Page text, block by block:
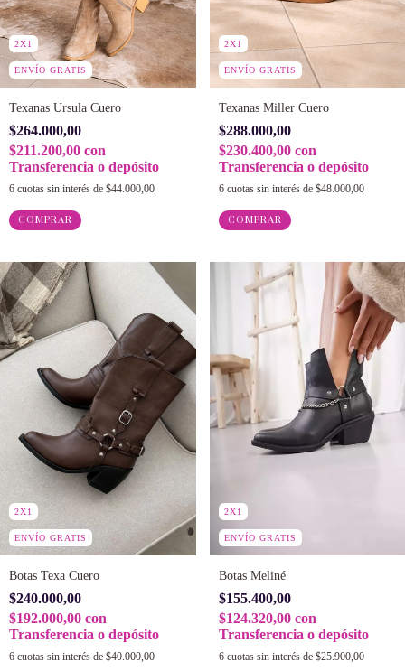
2X1
ENVÍO GRATIS
Texanas Ursula Cuero
$264.000,00
$211.200,00 con
Transferencia o depósito
6 cuotas sin interés de $44.000,00
COMPRAR
2X1
ENVÍO GRATIS
Texanas Miller Cuero
$288.000,00
$230.400,00 con
Transferencia o depósito
6 cuotas sin interés de $48.000,00
COMPRAR
2X1
ENVÍO GRATIS
Botas Texa Cuero
$240.000,00
$192.000,00 con
Transferencia o depósito
6 cuotas sin interés de $40.000,00
2X1
ENVÍO GRATIS
Botas Meliné
$155.400,00
$124.320,00 con
Transferencia o depósito
6 cuotas sin interés de $25.900,00